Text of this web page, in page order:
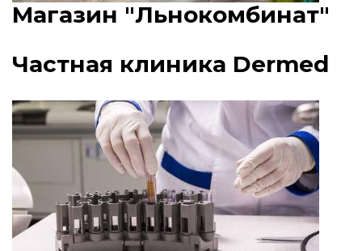
Магазин "Льнокомбинат"
Частная клиника Dermed